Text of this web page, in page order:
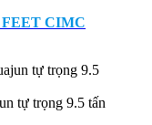
CIMC
tự trọng 9.5 tấn